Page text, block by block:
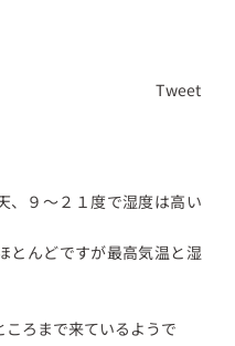
Tweet
、９～２１度で湿度は高い
とんどですが最高気温と湿
ろまで来ているようで